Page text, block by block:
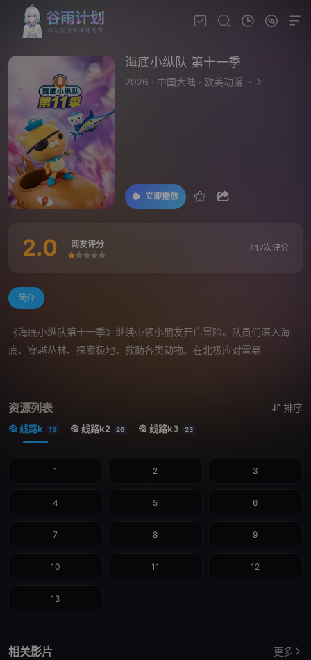
海底小纵队 第十一季
2026 · 中国大陆 · 欧美动漫 ·
立即播放
2.0 网友评分
很差较差还行
推荐
力荐
417次评分
简介
《海底小纵队第十一季》继续带领小朋友开启冒险。队员们深入海
底、穿越丛林、探索极地，救助各类动物。在北极应对雷暴
资源列表 排序
线路k 13 线路k2 26 线路k3 23
1 2 3
4 5 6
7 8 9
10 11 12
13
相关影片 更多